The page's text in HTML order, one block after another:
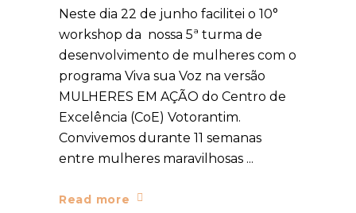
Neste dia 22 de junho facilitei o 10°
workshop da nossa 5ª turma de
desenvolvimento de mulheres com o
programa Viva sua Voz na versão
MULHERES EM AÇÃO do Centro de
Excelência (CoE) Votorantim.
Convivemos durante 11 semanas
entre mulheres maravilhosas
Read more